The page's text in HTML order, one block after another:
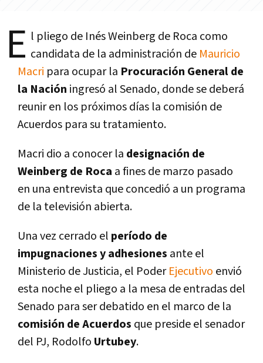
E l pliego de Inés Weinberg de Roca como
candidata de la administración de Mauricio
Macri para ocupar la Procuración General de
la Nación ingresó al Senado, donde se deberá
reunir en los próximos dí­as la comisión de
Acuerdos para su tratamiento.
Macri dio a conocer la designación de
Weinberg de Roca a fines de marzo pasado
en una entrevista que concedió a un programa
de la televisión abierta.
Una vez cerrado el perí­odo de
impugnaciones y adhesiones ante el
Ministerio de Justicia, el PoderEjecutivo envió
esta noche el pliego a la mesa de entradas del
Senado para ser debatido en el marco de la
comisión de Acuerdos que preside el senador
del PJ, Rodolfo Urtubey.